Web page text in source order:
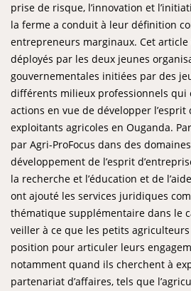
prise de risque, l’innovation et
la ferme a conduit à leur définition
entrepreneurs marginaux. Cet
déployés par les deux jeunes
gouvernementales initiées par des
différents milieux professionnels qui
actions en vue de développer l’esprit
exploitants agricoles en Ouganda.
par Agri-ProFocus dans des
développement de l’esprit
la recherche et l’éducation et de
ont ajouté les services juridiques
thématique supplémentaire dans le
veiller à ce que les petits
position pour articuler leurs
notamment quand ils cherchent à
partenariat d’affaires, tels que